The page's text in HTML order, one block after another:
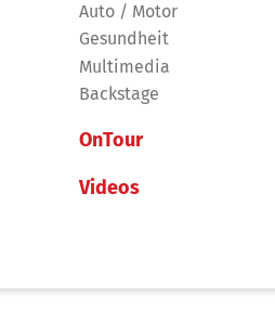
Auto / Motor
Gesundheit
Multimedia
Backstage
OnTour
Videos